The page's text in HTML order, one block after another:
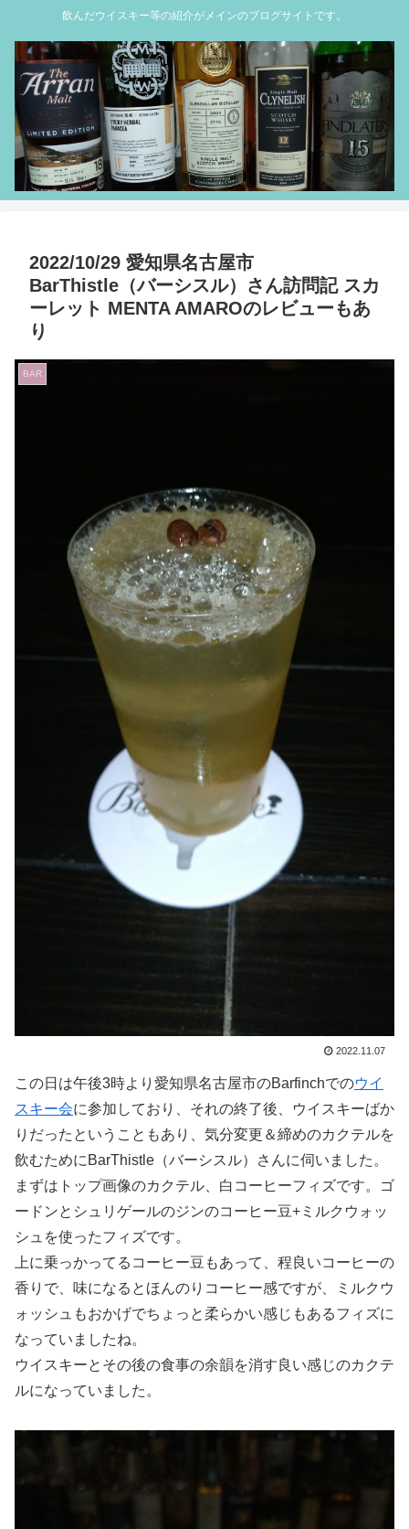
飲んだウイスキー等の紹介がメインのブログサイトです。
2022/10/29 愛知県名古屋市
BarThistle（バーシスル）さん訪問記 スカ
ーレット MENTA AMAROのレビューもあ
り
BAR
2022.11.07
この日は午後3時より愛知県名古屋市のBarfinchでのウイ
スキー会に参加しており、それの終了後、ウイスキーばか
りだったということもあり、気分変更＆締めのカクテルを
飲むためにBarThistle（バーシスル）さんに伺いました。
まずはトップ画像のカクテル、白コーヒーフィズです。ゴ
ードンとシュリゲールのジンのコーヒー豆+ミルクウォッ
シュを使ったフィズです。
上に乗っかってるコーヒー豆もあって、程良いコーヒーの
香りで、味になるとほんのりコーヒー感ですが、ミルクウ
ォッシュもおかげでちょっと柔らかい感じもあるフィズに
なっていましたね。
ウイスキーとその後の食事の余韻を消す良い感じのカクテ
ルになっていました。